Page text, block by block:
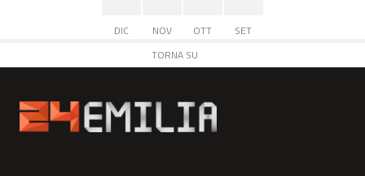
DIC NOV OTT
SET
TORNA SU